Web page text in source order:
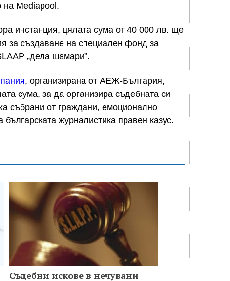
на Mediapool.
инстанция, цялата сума от 40 000 лв. ще
за създаване на специален фонд за
„дела шамари”.
, организирана от АЕЖ-България,
сума, за да организира съдебната си
събрани от граждани, емоционално
журналистика правен казус.
Съдебни искове в нечувани